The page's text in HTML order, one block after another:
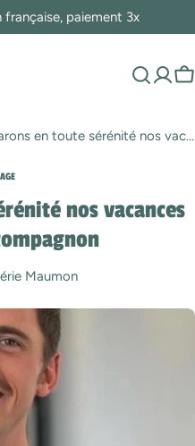
paiement 3x
Préparons en toute sérénité nos vacances avec notre compagnon
nos vacances
Maumon